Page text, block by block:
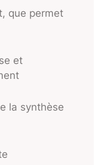
que permet
et
la synthèse